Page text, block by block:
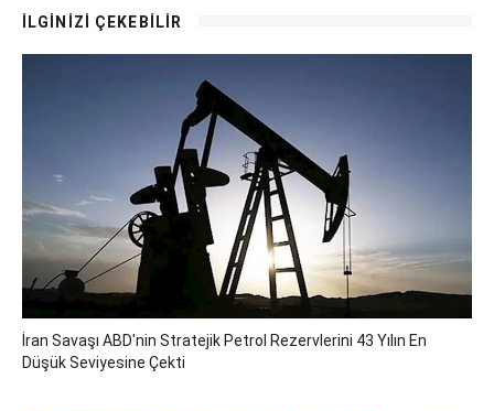
İLGİNİZİ ÇEKEBİLİR
İran Savaşı ABD'nin Stratejik Petrol Rezervlerini 43 Yılın En
Düşük Seviyesine Çekti